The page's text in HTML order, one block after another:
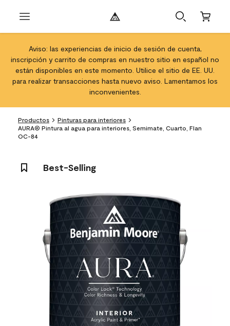
Aviso: las experiencias de inicio de sesión de cuenta,
inscripción y carrito de compras en nuestro sitio en español no
están disponibles en este momento. Utilice el sitio de EE. UU.
para realizar transacciones hasta nuevo aviso. Lamentamos los
inconvenientes.
Productos
Pinturas para interiores
AURA® Pintura al agua para interiores, Semimate, Cuarto, Flan
OC-84
Best-Selling